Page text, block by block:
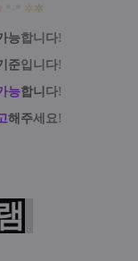
✲✲
능합니다!
준입니다!
능합니 다!
해주세요 !